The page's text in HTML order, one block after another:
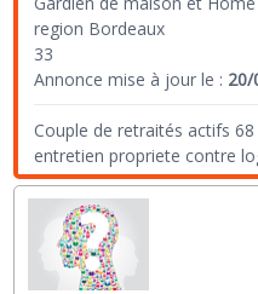
region Bordeaux
33
Annonce mise à jour le : 20/
Couple de retraités actifs
entretien propriete contre